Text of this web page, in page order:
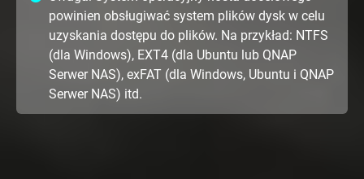
powinien obsługiwać system plików dysk w celu
uzyskania dostępu do plików. Na przykład: NTFS
(dla Windows), EXT4 (dla Ubuntu lub QNAP
Serwer NAS), exFAT (dla Windows, Ubuntu i QNAP
Serwer NAS) itd.